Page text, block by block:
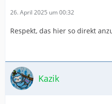
26. April 2025 um 00:32
Respekt, das hier so direkt
Kazik